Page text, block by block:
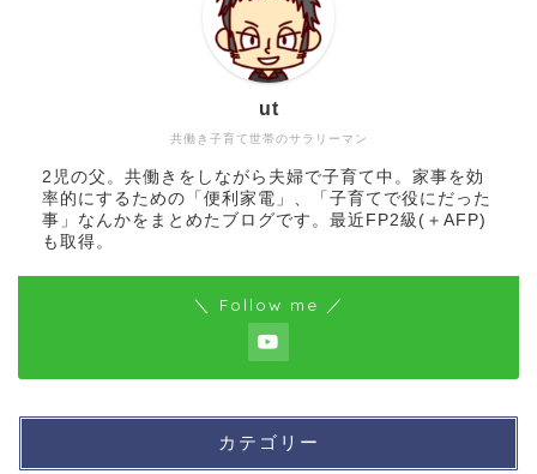
共働き子育て世帯のサラリーマン
ut
2児の父。共働きをしながら夫婦で子育て中。家事を効
率的にするための「便利家電」、「子育てで役にだった
事」なんかをまとめたブログです。最近FP2級(＋AFP)
も取得。
＼ Follow me ／
カテゴリー